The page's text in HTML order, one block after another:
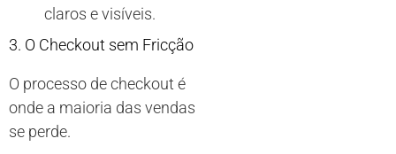
claros e visíveis.
3. O Checkout sem Fricção
O processo de checkout é
onde a maioria das vendas
se perde.